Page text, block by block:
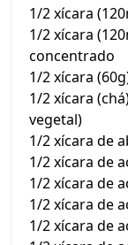
1/2 xícara
1/2 xícara
concentrado
1/2 xícara
1/2 xícara
vegetal)
1/2 xícara de
1/2 xícara de
1/2 xícara de
1/2 xícara de
1/2 xícara de